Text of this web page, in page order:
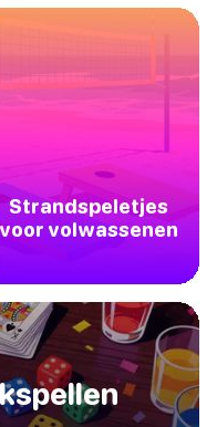
Strandspeletjes
voor volwassenen